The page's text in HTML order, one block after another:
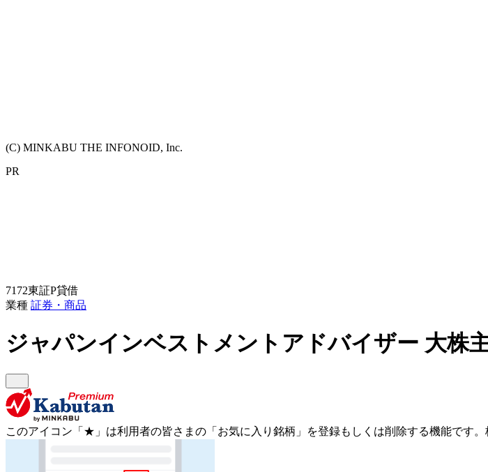
(C) MINKABU THE INFONOID, Inc.
PR
7172東証P貸借
業種 証券・商品
ジャパンインベストメントアドバイザー 大株
このアイコン 「★」 は利用者の皆さまの 「お気に入り銘柄」を登録もしくは削除する機能です。